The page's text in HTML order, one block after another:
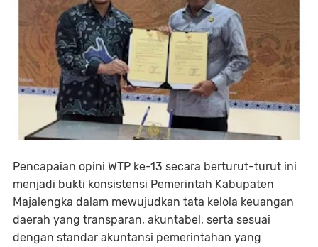
Pencapaian opini WTP ke-13 secara berturut-turut ini
menjadi bukti konsistensi Pemerintah Kabupaten
Majalengka dalam mewujudkan tata kelola keuangan
daerah yang transparan, akuntabel, serta sesuai
dengan standar akuntansi pemerintahan yang